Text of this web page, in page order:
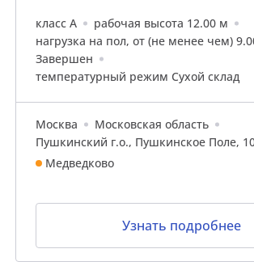
класс A
рабочая высота 12.00 м
нагрузка на пол, от (не менее чем)
Завершен
температурный режим Сухой склад
Москва
Московская область
Пушкинский г.о., Пушкинское Поле,
Медведково
Узнать подробнее